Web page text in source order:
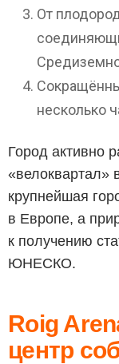
От
несколько
Город активно
«велоквартал»
крупнейшая
в Европе, а
к получению
ЮНЕСКО.
Roig
центр